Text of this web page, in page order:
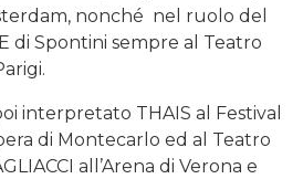
nonché nel ruolo del
di Spontini sempre al Teatro
interpretato THAIS al Festival
di Montecarlo ed al Teatro
all’Arena di Verona e